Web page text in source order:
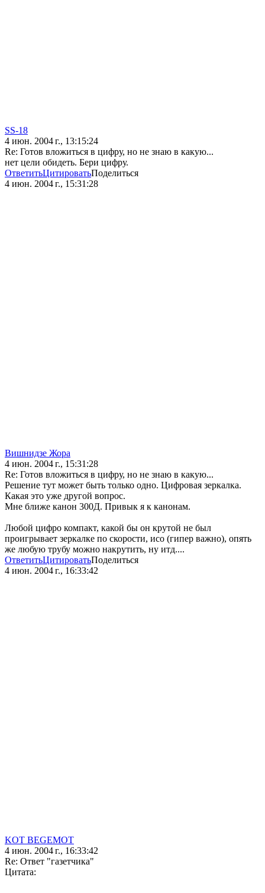
SS-18
4 июн. 2004 г., 13:15:24
Re: Готов вложиться в цифру, но не знаю в какую...
нет цели обидеть. Бери цифру.
ОтветитьЦитироватьПоделиться
4 июн. 2004 г., 15:31:28
Вишнидзе Жора
4 июн. 2004 г., 15:31:28
Re: Готов вложиться в цифру, но не знаю в какую...
Решение тут может быть только одно. Цифровая зеркалка.
Какая это уже другой вопрос.
Мне ближе канон 300Д. Привык я к канонам.
Любой цифро компакт, какой бы он крутой не был
проигрывает зеркалке по скорости, исо (гипер важно), опять
же любую трубу можно накрутить, ну итд....
ОтветитьЦитироватьПоделиться
4 июн. 2004 г., 16:33:42
KOT BEGEMOT
4 июн. 2004 г., 16:33:42
Re: Ответ "газетчика"
Цитата: